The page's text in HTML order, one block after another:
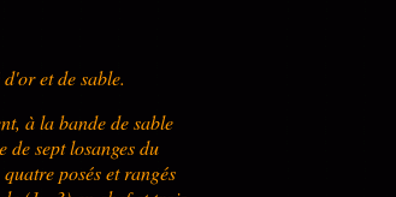
et de sable.
à la bande de sable
de sept losanges du
posés et rangés